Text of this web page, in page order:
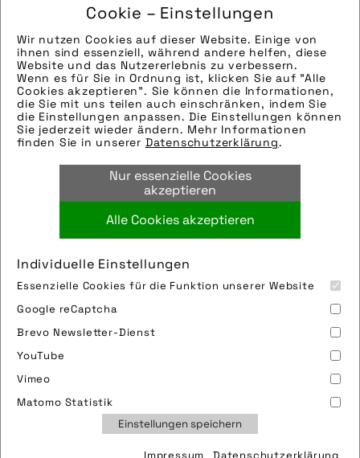
Cookie – Einstellungen
Wir nutzen Cookies auf dieser Website. Einige von
ihnen sind essenziell, während andere helfen, diese
Website und das Nutzererlebnis zu verbessern.
Wenn es für Sie in Ordnung ist, klicken Sie auf "Alle
Cookies akzeptieren". Sie können die Informationen,
die Sie mit uns teilen auch einschränken, indem Sie
die Einstellungen anpassen. Die Einstellungen können
Sie jederzeit wieder ändern. Mehr Informationen
finden Sie in unserer Datenschutzerklärung.
Nur essenzielle Cookies
akzeptieren
Alle Cookies akzeptieren
Individuelle Einstellungen
Essenzielle Cookies für die Funktion unserer Website
Google reCaptcha
Brevo Newsletter-Dienst
YouTube
Vimeo
Matomo Statistik
Einstellungen speichern
Impressum Datenschutzerklärung
Zu verwendender Bildnachweis:
Quelle/Source [´www.pd-f.de / Kay Tkatzik´]
Technik-Info:
Die technischen Details werden in Bälde
eingefügt. Sie können uns aber gern auch
per E-Mail oder Telefon kontaktieren, wir
helfen gerne weiter.
,kälte,schnee ,winter
Bild downloaden
Nutzungsbedingungen
Datenschutz
Cookies